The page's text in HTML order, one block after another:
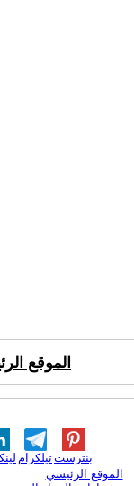
الموقع
تيلكرامبنترست
الموقع الرئيسي